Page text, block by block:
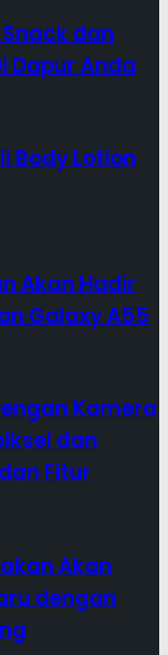
dan
Dapur Anda
Body Lotion
Akan Hadir
Galaxy A55
Kamera
dan
Fitur
Akan
dengan